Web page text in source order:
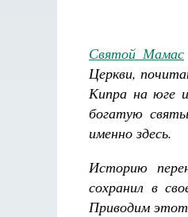
Святой Мамас
Церкви,
Кипра на юге
богатую
именно здесь.
Историю
сохранил в
Приводим этот